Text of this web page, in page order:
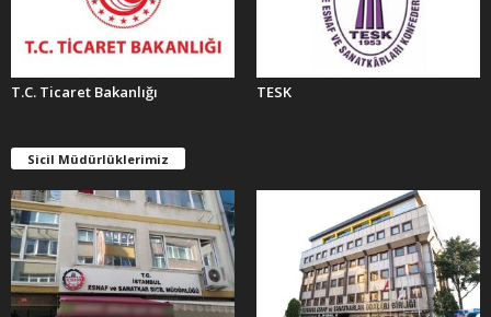
T.C. Ticaret Bakanlığı TESK
Sicil Müdürlüklerimiz